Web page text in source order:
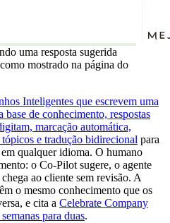
uma resposta sugerida
mostrado na página do
Inteligentes que escrevem uma
base de conhecimento, respostas
marcação automática,
e tradução bidirecional para
qualquer idioma. O humano
o Co-Pilot sugere, o agente
ao cliente sem revisão. A
o mesmo conhecimento que os
e cita a Celebrate Company
para duas.